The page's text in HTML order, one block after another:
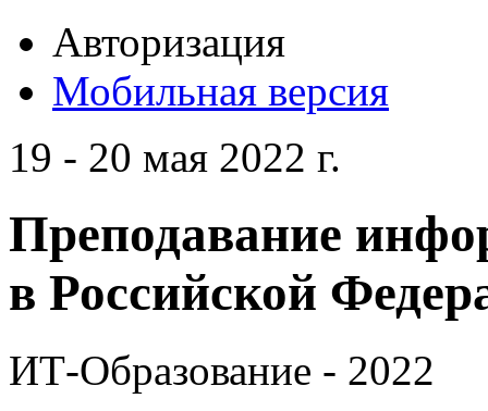
Авторизация
Мобильная версия
19 - 20 мая 2022 г.
Преподавание
в Российской
ИТ-Образование - 2022